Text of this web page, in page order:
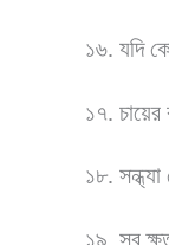
১৬. যদি
১৭. চায়ের
১৮.
১৯. সব